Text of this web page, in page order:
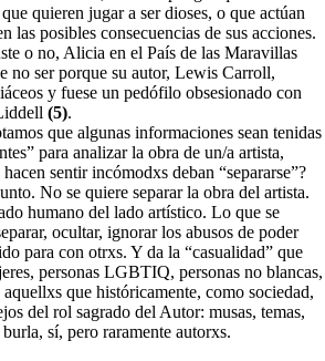
quieren jugar a ser dioses, o que actúan
las posibles consecuencias de sus acciones.
o no, Alicia en el País de las Maravillas
no ser porque su autor, Lewis Carroll,
y fuese un pedófilo obsesionado con
(5).
que algunas informaciones sean tenidas
para analizar la obra de un/a artista,
sentir incómodxs deban “separarse”?
No se quiere separar la obra del artista.
humano del lado artístico. Lo que se
ocultar, ignorar los abusos de poder
para con otrxs. Y da la “casualidad” que
personas LGBTIQ, personas no blancas,
que históricamente, como sociedad,
del rol sagrado del Autor: musas, temas,
sí, pero raramente autorxs.